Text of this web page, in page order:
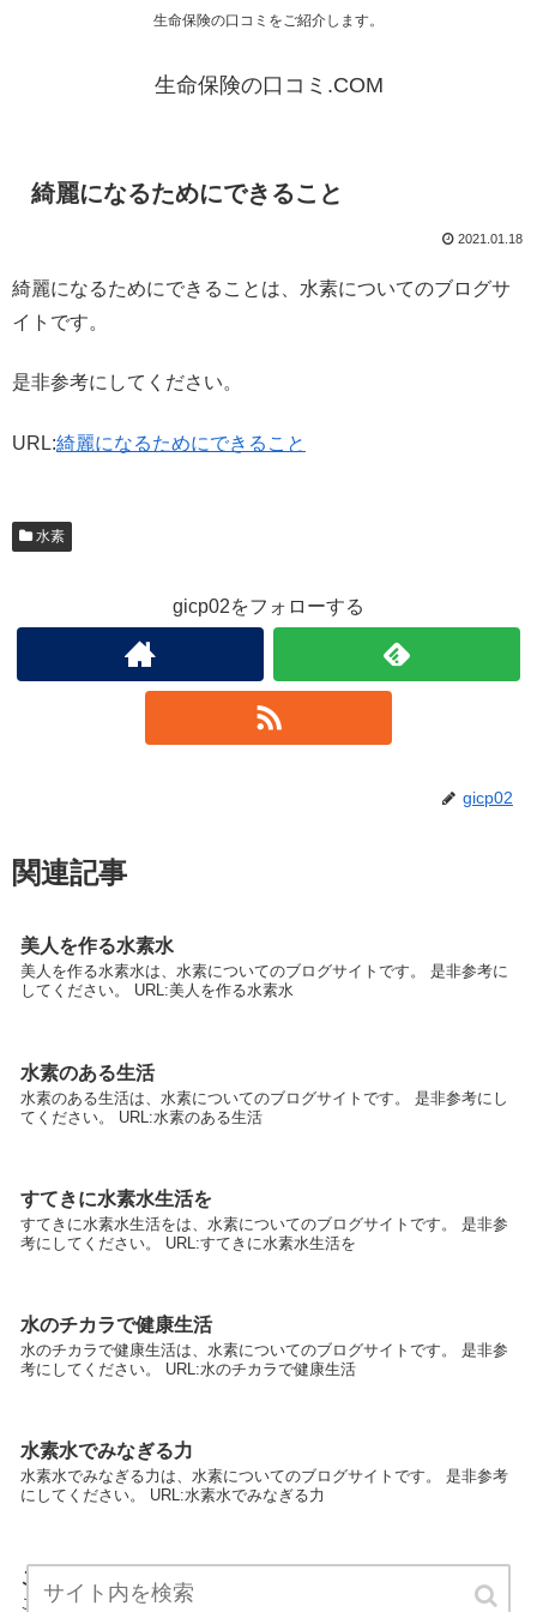
生命保険の口コミをご紹介します。
生命保険の口コミ.COM
綺麗になるためにできること
2021.01.18
綺麗になるためにできることは、水素についてのブログサ
イトです。
是非参考にしてください。
URL:綺麗になるためにできること
水素
gicp02をフォローする
gicp02
関連記事
美人を作る水素水
美人を作る水素水は、水素についてのブログサイトです。 是非参考に
してください。 URL:美人を作る水素水
水素のある生活
水素のある生活は、水素についてのブログサイトです。 是非参考にし
てください。 URL:水素のある生活
すてきに水素水生活を
すてきに水素水生活をは、水素についてのブログサイトです。 是非参
考にしてください。 URL:すてきに水素水生活を
水のチカラで健康生活
水のチカラで健康生活は、水素についてのブログサイトです。 是非参
考にしてください。 URL:水のチカラで健康生活
水素水でみなぎる力
水素水でみなぎる力は、水素についてのブログサイトです。 是非参考
にしてください。 URL:水素水でみなぎる力
こだわり水素水はいかがですか？
こだわり水素水はいかがですか？は、水素についてのブログサイトで